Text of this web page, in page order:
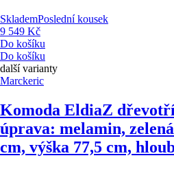
SklademPoslední kousek
9 549 Kč
Do košíku
Do košíku
další varianty
Marckeric
Komoda EldiaZ
úprava: melamin,
cm, výška 77,5 cm,